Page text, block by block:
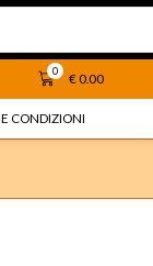
0
€0.00
CONDIZIONI
Moto Go shop